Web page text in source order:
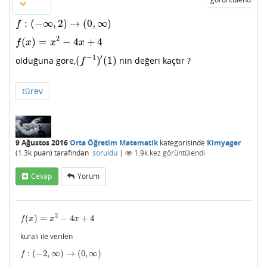
f : (−∞,2) → (0, ∞)
f:( − ∞,2)→(0,∞
f(x) = x2 − 4x + 4
f(x)=x 2−4x+ 4
olduğuna göre, ( f −1)′ (1)
(f −1)′(1) nin değeri kaçtır ?
türev
9 Ağustos 2016Orta Öğretim Matematikkategorisinde Kimyager
(1.3k puan) tarafından soruldu | 1.9k kez görüntülendi
Cevap Yorum
f(x) = x2 − 4x + 4
f (x) =x2 −4 x+4
kuralı ile verilen
f : (−2, ∞) → (0,∞)
f:(−2,∞)→(0 ∞)